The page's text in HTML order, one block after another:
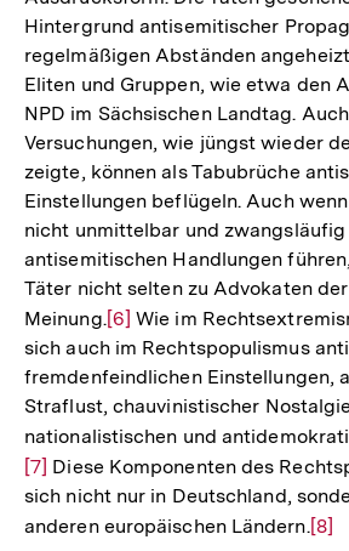
Hintergrund antisemitischer
regelmäßigen Abständen
Eliten und Gruppen, wie etwa den
NPD im Sächsischen Landtag.
Versuchungen, wie jüngst wieder
zeigte, können als Tabubrüche
Einstellungen beflügeln. Auch
nicht unmittelbar und zwangsläufig
antisemitischen Handlungen
Täter nicht selten zu Advokaten
Meinung.Zur
Auflösung
der
Fußnote
[6] Wie im
sich auch im Rechtspopulismus
fremdenfeindlichen Einstellungen,
Straflust, chauvinistischer
nationalistischen und
[7] Diese Komponenten des
sich nicht nur in Deutschland,
anderen europäischen Ländern.Zur
[8]